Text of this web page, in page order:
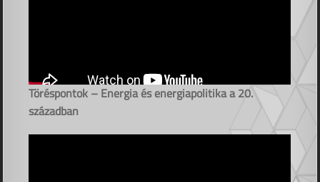
Töréspontok – Energia és energiapolitika a 20.
században